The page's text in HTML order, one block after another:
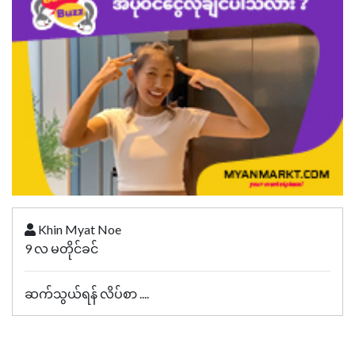
Khin Myat Noe
9 လ မတိုင်ခင်
ဆက်သွယ်ရန် လိပ်စာ ....